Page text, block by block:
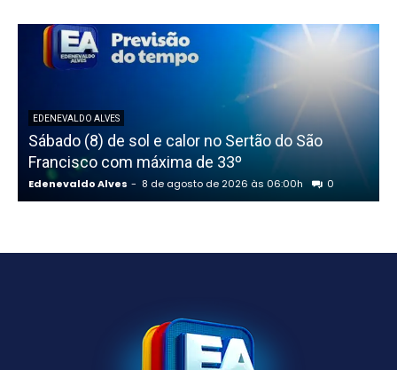
EDENEVALDO ALVES
Sábado (8) de sol e calor no Sertão do São
Francisco com máxima de 33º
Edenevaldo Alves - 8 de agosto de 2026 às 06:00h 0